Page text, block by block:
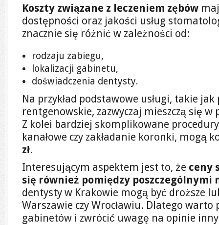
Koszty związane z leczeniem zębów
dostępności oraz jakości usług
znacznie się różnić w zależności od:
rodzaju zabiegu,
lokalizacji gabinetu,
doświadczenia dentysty.
Na przykład podstawowe usługi, takie jak
rentgenowskie, zazwyczaj mieszczą się w
Z kolei bardziej skomplikowane
kanałowe czy zakładanie koronki, mogą
zł.
Interesującym aspektem jest to, że ceny
się również pomiędzy poszczególnymi
dentysty w Krakowie mogą być droższe
Warszawie czy Wrocławiu. Dlatego
gabinetów i zwrócić uwagę na opinie